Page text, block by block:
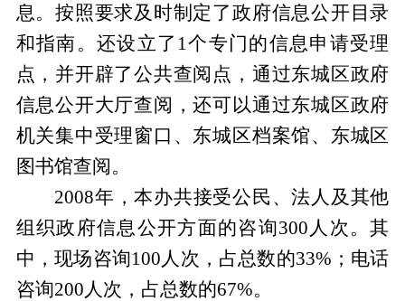
息。按照要求及时制定了政府信息公开目录
和指南。还设立了1个专门的信息申请受理
点，并开辟了公共查阅点，通过东城区政府
信息公开大厅查阅，还可以通过东城区政府
机关集中受理窗口、东城区档案馆、东城区
图书馆查阅。
2008年，本办共接受公民、法人及其他
组织政府信息公开方面的咨询300人次。其
中，现场咨询100人次，占总数的33%；电话
咨询200人次，占总数的67%。